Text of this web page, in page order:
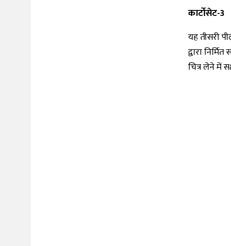
कार्टोसेट-3
यह तीसरी
द्वारा
चित्र लेने में